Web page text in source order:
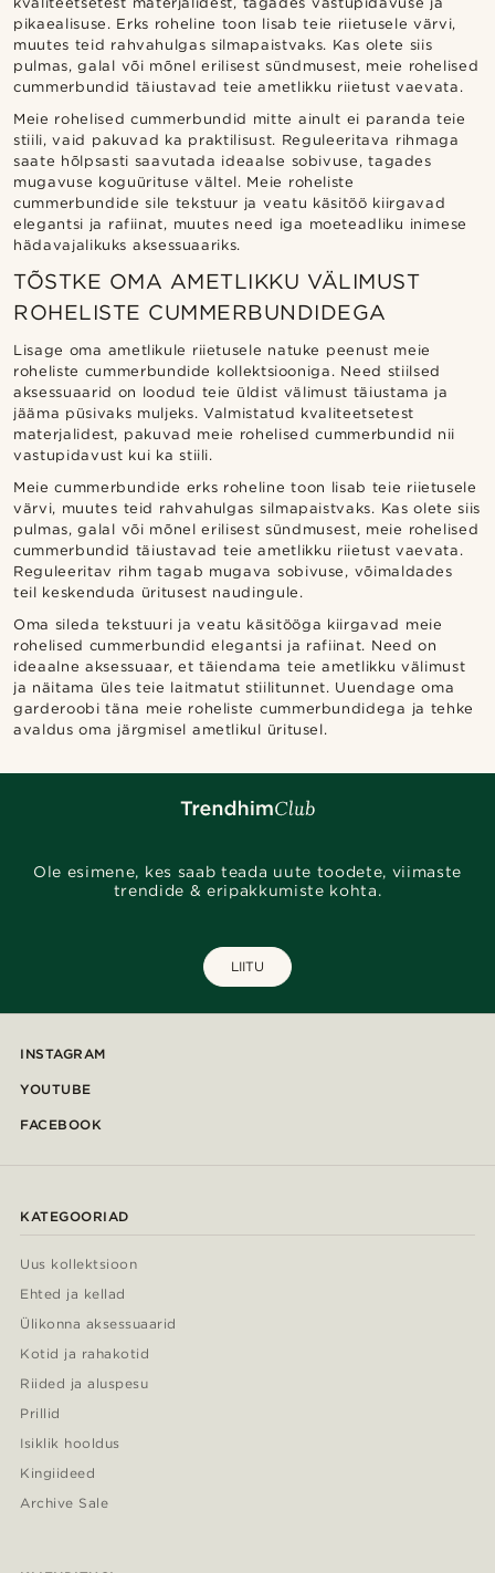
pikaealisuse. Erks roheline toon lisab teie riietusele värvi,
muutes teid rahvahulgas silmapaistvaks. Kas olete siis
pulmas, galal või mõnel erilisest sündmusest, meie rohelised
cummerbundid täiustavad teie ametlikku riietust vaevata.
Meie rohelised cummerbundid mitte ainult ei paranda teie
stiili, vaid pakuvad ka praktilisust. Reguleeritava rihmaga
saate hõlpsasti saavutada ideaalse sobivuse, tagades
mugavuse koguürituse vältel. Meie roheliste
cummerbundide sile tekstuur ja veatu käsitöö kiirgavad
elegantsi ja rafiinat, muutes need iga moeteadliku inimese
hädavajalikuks aksessuaariks.
TÕSTKE OMA AMETLIKKU VÄLIMUST
ROHELISTE CUMMERBUNDIDEGA
Lisage oma ametlikule riietusele natuke peenust meie
roheliste cummerbundide kollektsiooniga. Need stiilsed
aksessuaarid on loodud teie üldist välimust täiustama ja
jääma püsivaks muljeks. Valmistatud kvaliteetsetest
materjalidest, pakuvad meie rohelised cummerbundid nii
vastupidavust kui ka stiili.
Meie cummerbundide erks roheline toon lisab teie riietusele
värvi, muutes teid rahvahulgas silmapaistvaks. Kas olete siis
pulmas, galal või mõnel erilisest sündmusest, meie rohelised
cummerbundid täiustavad teie ametlikku riietust vaevata.
Reguleeritav rihm tagab mugava sobivuse, võimaldades
teil keskenduda üritusest naudingule.
Oma sileda tekstuuri ja veatu käsitööga kiirgavad meie
rohelised cummerbundid elegantsi ja rafiinat. Need on
ideaalne aksessuaar, et täiendama teie ametlikku välimust
ja näitama üles teie laitmatut stiilitunnet. Uuendage oma
garderoobi täna meie roheliste cummerbundidega ja tehke
avaldus oma järgmisel ametlikul üritusel.
Ole esimene, kes saab teada uute toodete, viimaste
trendide & eripakkumiste kohta.
LIITU
INSTAGRAM
YOUTUBE
FACEBOOK
KATEGOORIAD
Uus kollektsioon
Ehted ja kellad
Ülikonna aksessuaarid
Kotid ja rahakotid
Riided ja aluspesu
Prillid
Isiklik hooldus
Kingiideed
Archive Sale